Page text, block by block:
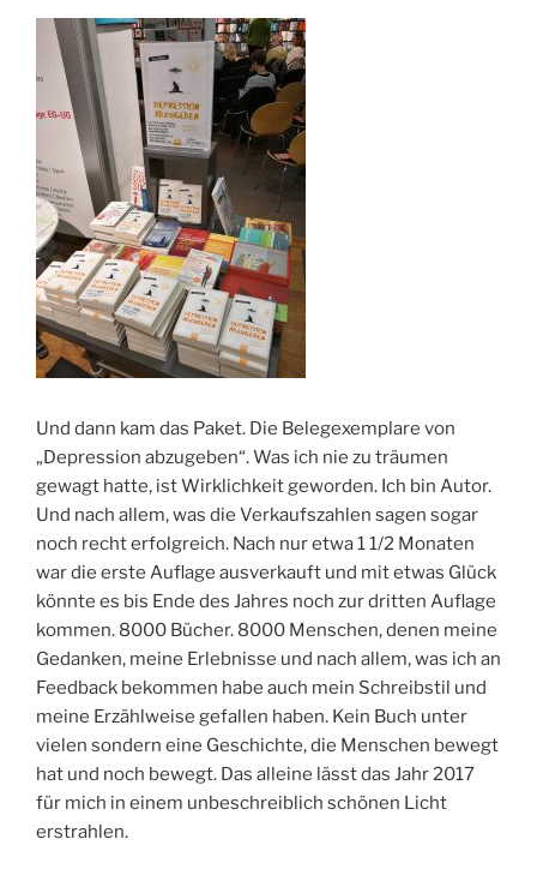
Und dann kam das Paket. Die Belegexemplare von
„Depression abzugeben“. Was ich nie zu träumen
gewagt hatte, ist Wirklichkeit geworden. Ich bin Autor.
Und nach allem, was die Verkaufszahlen sagen sogar
noch recht erfolgreich. Nach nur etwa 1 1/2 Monaten
war die erste Auflage ausverkauft und mit etwas Glück
könnte es bis Ende des Jahres noch zur dritten Auflage
kommen. 8000 Bücher. 8000 Menschen, denen meine
Gedanken, meine Erlebnisse und nach allem, was ich an
Feedback bekommen habe auch mein Schreibstil und
meine Erzählweise gefallen haben. Kein Buch unter
vielen sondern eine Geschichte, die Menschen bewegt
hat und noch bewegt. Das alleine lässt das Jahr 2017
für mich in einem unbeschreiblich schönen Licht
erstrahlen.